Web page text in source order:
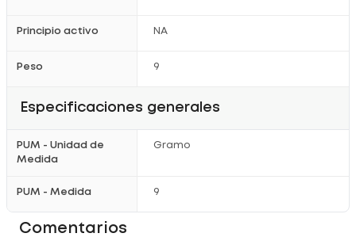
Principio activo NA
Peso 9
Especificaciones generales
PUM - Unidad de
Medida
Gramo
PUM - Medida 9
Comentarios